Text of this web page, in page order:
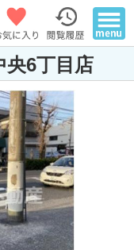
6丁目店